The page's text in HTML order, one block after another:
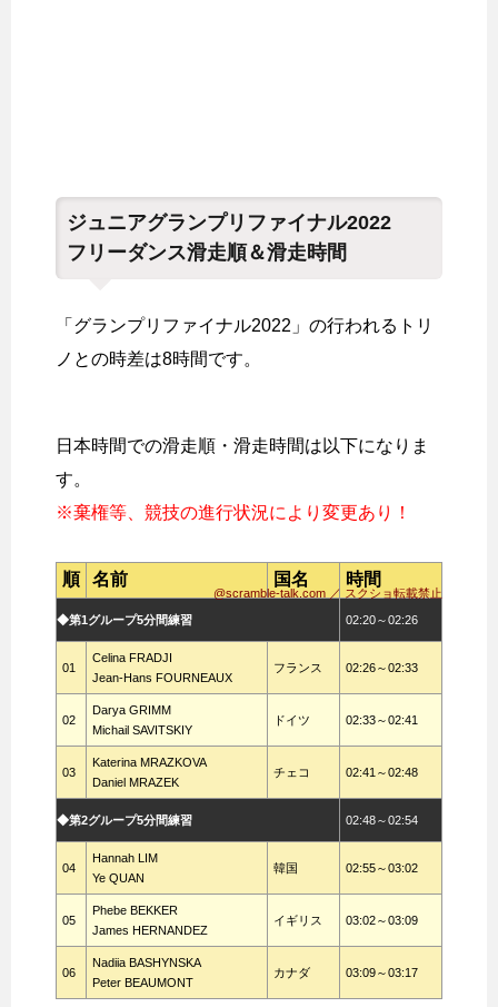
ジュニアグランプリファイナル2022
フリーダンス滑走順＆滑走時間
「グランプリファイナル2022」の行われるトリ
ノとの時差は8時間です。
日本時間での滑走順・滑走時間は以下になりま
す。
※棄権等、競技の進行状況により変更あり！
@scramble-talk.com ／ スクショ転載禁止
順 名前 国名 時間
◆第1グループ5分間練習 02:20～02:26
01
Celina FRADJI
Jean-Hans FOURNEAUX
フランス 02:26～02:33
02
Darya GRIMM
Michail SAVITSKIY
ドイツ 02:33～02:41
03
Katerina MRAZKOVA
Daniel MRAZEK
チェコ 02:41～02:48
◆第2グループ5分間練習 02:48～02:54
04
Hannah LIM
Ye QUAN
韓国 02:55～03:02
05
Phebe BEKKER
James HERNANDEZ
イギリス 03:02～03:09
06
Nadiia BASHYNSKA
Peter BEAUMONT
カナダ 03:09～03:17